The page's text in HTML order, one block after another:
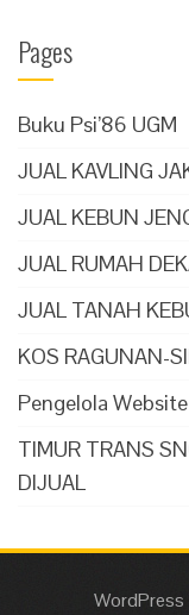
Pages
Buku Psi’86 UGM
JUAL KAVLING
JUAL KEBUN
JUAL RUMAH
JUAL TANAH
KOS RAGUNAN-
Pengelola Website
TIMUR TRANS
DIJUAL
WordPress